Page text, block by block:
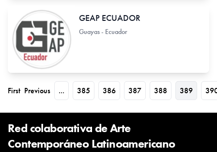
GEAP ECUADOR
Guayas - Ecuador
First Previous ... 385 386 387 388 389
Red colaborativa de Arte
Contemporáneo Latinoamericano